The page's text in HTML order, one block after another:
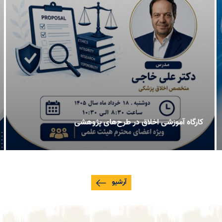
کارگاه آموزشی اخلاق در طرح‌های پژوهشی
آرشیو